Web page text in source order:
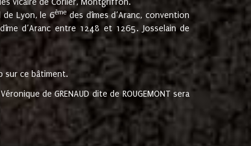
vicaire de Corlier, Montgriffon.
de Lyon, le 6èmedes dîmes d’Aranc, convention
d’Aranc entre 1248 et 1265. Josselain de
sur ce bâtiment.
de GRENAUD dite de ROUGEMONT sera